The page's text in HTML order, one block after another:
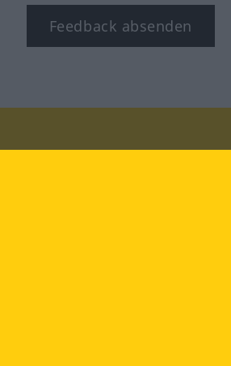
Feedback absenden